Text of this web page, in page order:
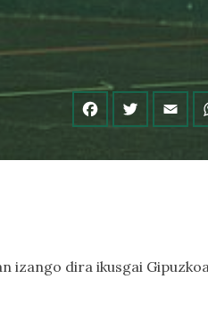
izango dira ikusgai